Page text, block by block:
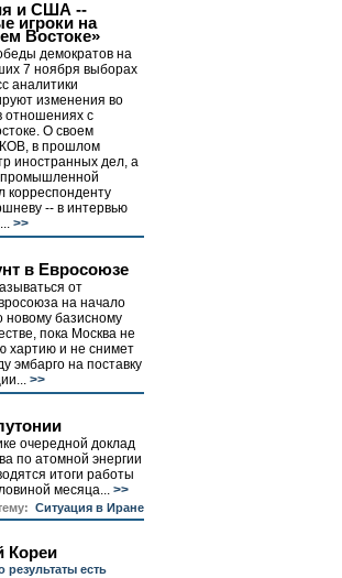
и США --
игроки на
Востоке»
демократов на
7 ноября выборах
аналитики
изменения во
с
О своем
в прошлом
иностранных дел, а
промышленной
корреспонденту
-- в интервью
>>
в Евросоюзе
от
на начало
новому базисному
пока Москва не
хартию и не снимет
эмбарго на поставку
>>
очередной доклад
по атомной энергии
итоги работы
месяца... >>
Ситуация в Иране
Кореи
результаты есть